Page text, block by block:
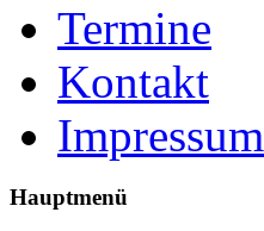
Termine
Kontakt
Impressum
Hauptmenü